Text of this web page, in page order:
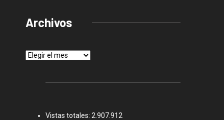
Archivos
Archivos
Vistas totales: 2.907.912